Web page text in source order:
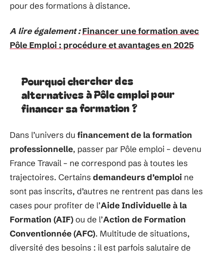
pour des formations à distance.
A lire également : Financer une formation avec
Pôle Emploi : procédure et avantages en 2025
Pourquoi chercher des
alternatives à Pôle emploi pour
financer sa formation ?
Dans l’univers du financement de la formation
professionnelle, passer par Pôle emploi – devenu
France Travail – ne correspond pas à toutes les
trajectoires. Certains demandeurs d’emploi ne
sont pas inscrits, d’autres ne rentrent pas dans les
cases pour profiter de l’Aide Individuelle à la
Formation (AIF)ou de l’Action de Formation
Conventionnée (AFC). Multitude de situations,
diversité des besoins : il est parfois salutaire de